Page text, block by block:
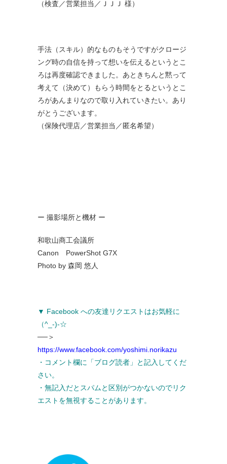
（検査／営業担当／ＪＪＪ 様）
手法（スキル）的なものもそうですがクロージ
ング時の自信を持って想いを伝えるというとこ
ろは再度確認できました。あときちんと黙って
考えて（決めて）もらう時間をとるというとこ
ろがあんまりなので取り入れていきたい。あり
がとうございます。
（保険代理店／営業担当／匿名希望）
ー 撮影場所と機材 ー
和歌山商工会議所
Canon PowerShot G7X
Photo by 森岡 悠人
▼ Facebook への友達リクエストはお気軽に
（^_-)-☆
──＞
https://www.facebook.com/yoshimi.norikazu
・コメント欄に「ブログ読者」と記入してくだ
さい。
・無記入だとスパムと区別がつかないのでリク
エストを無視することがあります。